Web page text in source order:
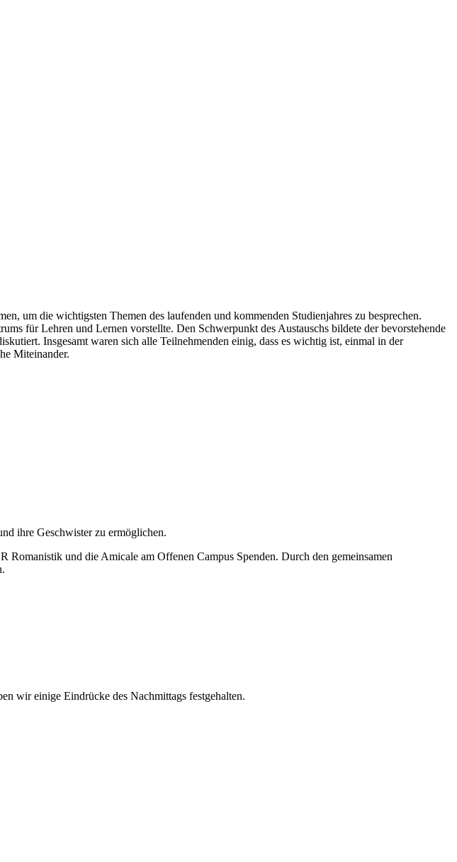
um die wichtigsten Themen des laufenden und kommenden Studienjahres zu besprechen.
für Lehren und Lernen vorstellte. Den Schwerpunkt des Austauschs bildete der bevorstehende
Insgesamt waren sich alle Teilnehmenden einig, dass es wichtig ist, einmal in der
Miteinander.
ihre Geschwister zu ermöglichen.
und die Amicale am Offenen Campus Spenden. Durch den gemeinsamen
wir einige Eindrücke des Nachmittags festgehalten.